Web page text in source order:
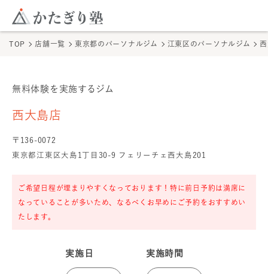
TOP 店舗一覧 東京都 のパーソナルジム 江東区 のパーソナルジム
無料体験を実施するジム
西大島店 の無料体験
西大島店
〒 136-0072
東京都江東区大島1丁目30-9 フェリーチェ西大島201
ご希望日程が埋まりやすくなっております！特に前日予約は満席に
なっていることが多いため、なるべくお早めにご予約をおすすめい
たします。
実施日 実施時間